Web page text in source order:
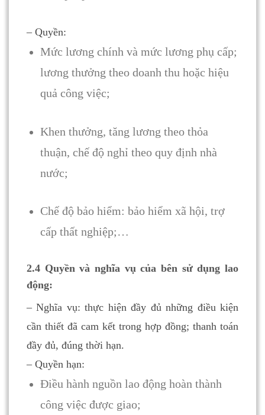
– Quyền:
Mức lương chính và mức lương phụ cấp;
lương thưởng theo doanh thu hoặc hiệu
quả công việc;
Khen thưởng, tăng lương theo thỏa
thuận, chế độ nghỉ theo quy định nhà
nước;
Chế độ bảo hiểm: bảo hiểm xã hội, trợ
cấp thất nghiệp;…
2.4 Quyền và nghĩa vụ của bên sử dụng lao
động:
– Nghĩa vụ: thực hiện đầy đủ những điều kiện
cần thiết đã cam kết trong hợp đồng; thanh toán
đầy đủ, đúng thời hạn.
– Quyền hạn:
Điều hành nguồn lao động hoàn thành
công việc được giao;